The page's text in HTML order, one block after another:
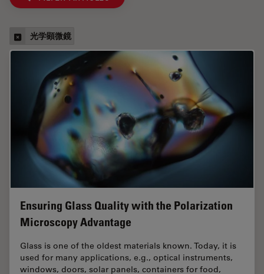
光学顕微鏡
Ensuring Glass Quality with the Polarization
Microscopy Advantage
Glass is one of the oldest materials known. Today, it is
used for many applications, e.g., optical instruments,
windows, doors, solar panels, containers for food,